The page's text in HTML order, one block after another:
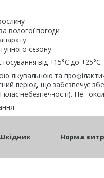
вологої погоди
сезону
від +15°С до +25°С
лікувальною та
період, що забезпечує
небезпечності). Не
Норма